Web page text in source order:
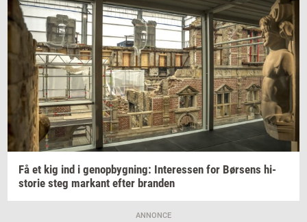
Få et kig ind i genop­byg­ning: In­ter­es­sen for Bør­sens hi­
sto­rie steg mar­kant efter bran­den
ANNONCE